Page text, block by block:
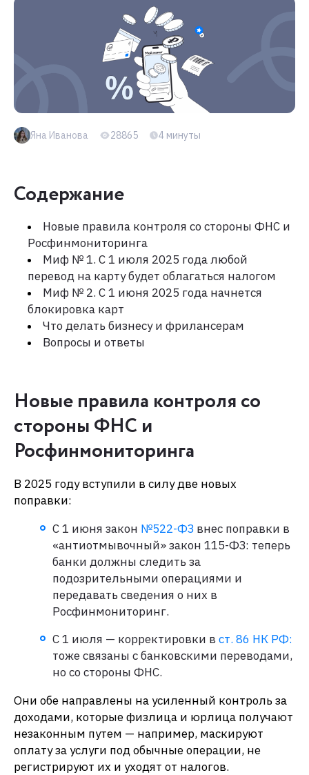
Яна Иванова 28865 4 минуты
Содержание
Новые правила контроля со стороны ФНС и
Росфинмониторинга
Миф № 1. С 1 июля 2025 года любой
перевод на карту будет облагаться налогом
Миф № 2. С 1 июня 2025 года начнется
блокировка карт
Что делать бизнесу и фрилансерам
Вопросы и ответы
Новые правила контроля со
стороны ФНС и
Росфинмониторинга
В 2025 году вступили в силу две новых
поправки:
С 1 июня закон №522-ФЗ внес поправки в
«антиотмывочный» закон 115-ФЗ: теперь
банки должны следить за
подозрительными операциями и
передавать сведения о них в
Росфинмониторинг.
С 1 июля — корректировки в ст. 86 НК РФ:
тоже связаны с банковскими переводами,
но со стороны ФНС.
Они обе направлены на усиленный контроль за
доходами, которые физлица и юрлица получают
незаконным путем — например, маскируют
оплату за услуги под обычные операции, не
регистрируют их и уходят от налогов.